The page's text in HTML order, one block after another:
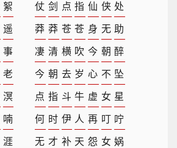
絮 仗 剑 点 指 仙 侠 处
遥 莽 莽 苍 苍 身 无 助
事 凄 清 横 吹 今 朝 醉
老 今 朝 去 岁 心 不 坠
溟 点 指 斗 牛 虚 女 星
喃 何 时 伊 人 再 叮 咛
涯 无 才 补 天 怨 女 娲